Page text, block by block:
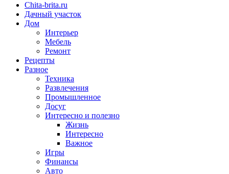
Chita-brita.ru
Дачный участок
Дом
Интерьер
Мебель
Ремонт
Рецепты
Разное
Техника
Развлечения
Промышленное
Досуг
Интересно и полезно
Жизнь
Интересно
Важное
Игры
Финансы
Авто